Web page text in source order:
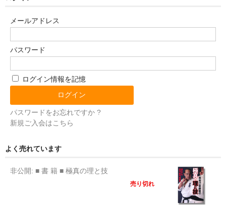
メールアドレス
パスワード
ログイン情報を記憶
パスワードをお忘れですか ?
新規ご入会はこちら
よく売れています
非公開: ■ 書 籍 ■ 極真の理と技
売り切れ